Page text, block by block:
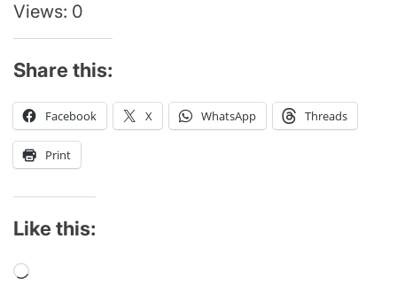
Views: 0
Share this:
Facebook X WhatsApp Threads
Print
Like this:
Loading…